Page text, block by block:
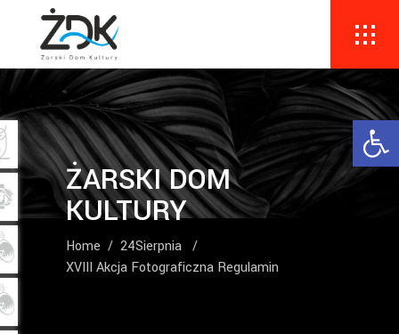
ŻARSKI DOM
KULTURY
Home / 24Sierpnia /
XVIII Akcja Fotograficzna Regulamin